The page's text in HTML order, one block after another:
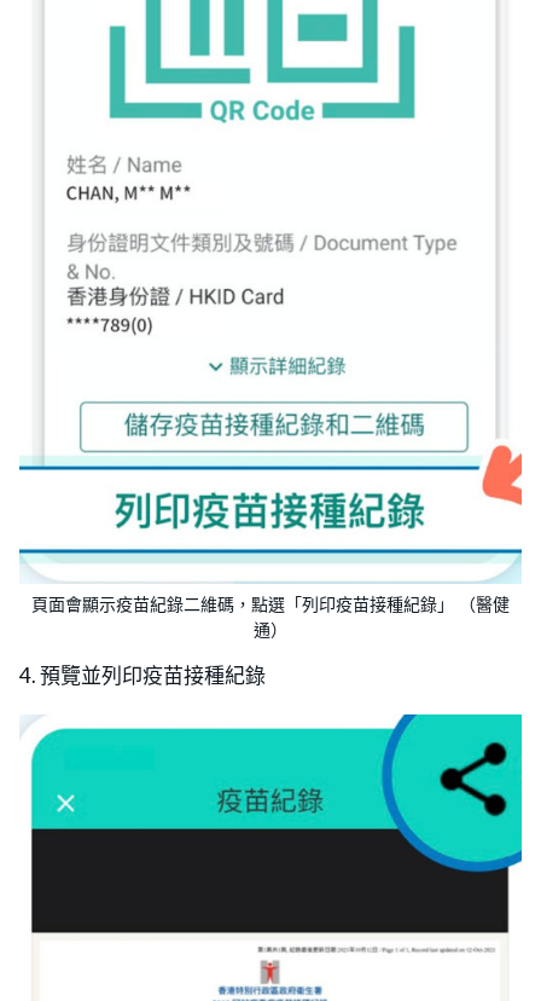
頁面會顯示疫苗紀錄二維碼，點選「列印疫苗接種紀錄」 （醫健
通）
4. 預覽並列印疫苗接種紀錄